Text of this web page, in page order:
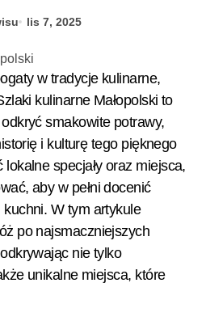
lis 7, 2025
kulinarne Małopolski to
smakowite potrawy,
i kulturę tego pięknego
specjały oraz miejsca,
aby w pełni docenić
kuchni. W tym artykule
po najsmaczniejszych
nie tylko
unikalne miejsca, które